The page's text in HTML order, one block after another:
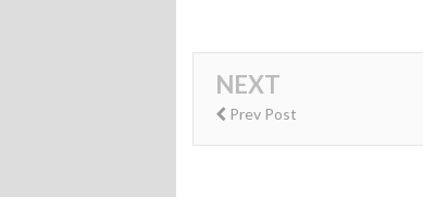
NEXT
Prev Post